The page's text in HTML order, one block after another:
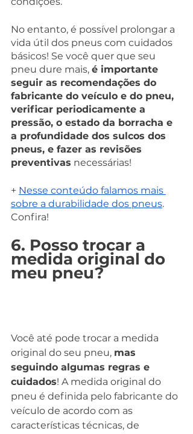
No entanto, é possível prolongar a
vida útil dos pneus com cuidados
básicos! Se você quer que seu
pneu dure mais, é importante
seguir as recomendações do
fabricante do veículo e do pneu,
verificar periodicamente a
pressão, o estado da borracha e
a profundidade dos sulcos dos
pneus, e fazer as revisões
preventivas necessárias!
+ Nesse conteúdo falamos mais
sobre a durabilidade dos pneus.
Confira!
6. Posso trocar a
medida original do
meu pneu?
Você até pode trocar a medida
original do seu pneu, mas
seguindo algumas regras e
cuidados! A medida original do
pneu é definida pelo fabricante do
veículo de acordo com as
características técnicas, de